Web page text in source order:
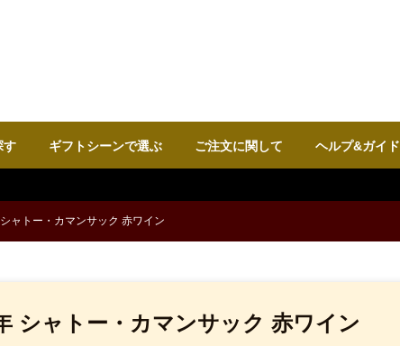
す ギフトシーンで選ぶ ご注文に関して ヘルプ&ガイド
ャトー・カマンサック 赤ワイン
シャトー・カマンサック 赤ワイン